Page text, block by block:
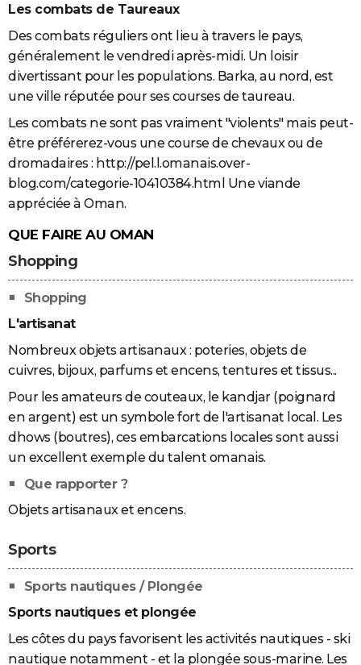
Les combats de Taureaux
Des combats réguliers ont lieu à travers le pays,
généralement le vendredi après-midi. Un loisir
divertissant pour les populations. Barka, au nord, est
une ville réputée pour ses courses de taureau.
Les combats ne sont pas vraiment "violents" mais peut-
être préférerez-vous une course de chevaux ou de
dromadaires : http://pel.l.omanais.over-
blog.com/categorie-10410384.html Une viande
appréciée à Oman.
QUE FAIRE AU OMAN
Shopping
Shopping
L'artisanat
Nombreux objets artisanaux : poteries, objets de
cuivres, bijoux, parfums et encens, tentures et tissus...
Pour les amateurs de couteaux, le kandjar (poignard
en argent) est un symbole fort de l'artisanat local. Les
dhows (boutres), ces embarcations locales sont aussi
un excellent exemple du talent omanais.
Que rapporter ?
Objets artisanaux et encens.
Sports
Sports nautiques / Plongée
Sports nautiques et plongée
Les côtes du pays favorisent les activités nautiques - ski
nautique notamment - et la plongée sous-marine. Les